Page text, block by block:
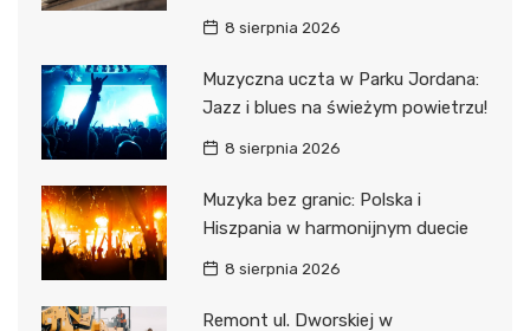
8 sierpnia 2026
Muzyczna uczta w Parku Jordana:
Jazz i blues na świeżym powietrzu!
8 sierpnia 2026
Muzyka bez granic: Polska i
Hiszpania w harmonijnym duecie
8 sierpnia 2026
Remont ul. Dworskiej w